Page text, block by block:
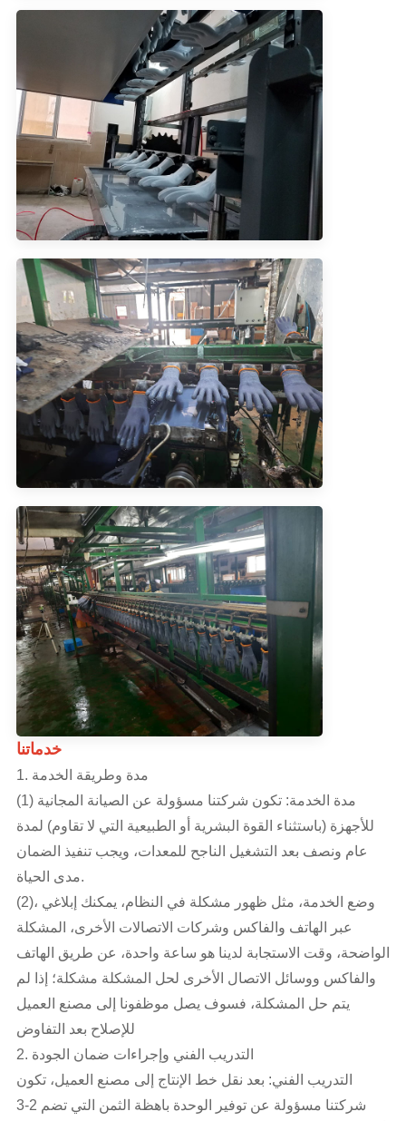
خدماتنا
1. مدة وطريقة الخدمة
(1) مدة الخدمة: تكون شركتنا مسؤولة عن الصيانة المجانية
للأجهزة (باستثناء القوة البشرية أو الطبيعية التي لا تقاوم) لمدة
عام ونصف بعد التشغيل الناجح للمعدات، ويجب تنفيذ الضمان
مدى الحياة.
(2)، وضع الخدمة، مثل ظهور مشكلة في النظام، يمكنك إبلاغي
عبر الهاتف والفاكس وشركات الاتصالات الأخرى، المشكلة
الواضحة، وقت الاستجابة لدينا هو ساعة واحدة، عن طريق الهاتف
والفاكس ووسائل الاتصال الأخرى لحل المشكلة مشكلة؛ إذا لم
يتم حل المشكلة، فسوف يصل موظفونا إلى مصنع العميل
للإصلاح بعد التفاوض
2. التدريب الفني وإجراءات ضمان الجودة
التدريب الفني: بعد نقل خط الإنتاج إلى مصنع العميل، تكون
شركتنا مسؤولة عن توفير الوحدة باهظة الثمن التي تضم 2-3